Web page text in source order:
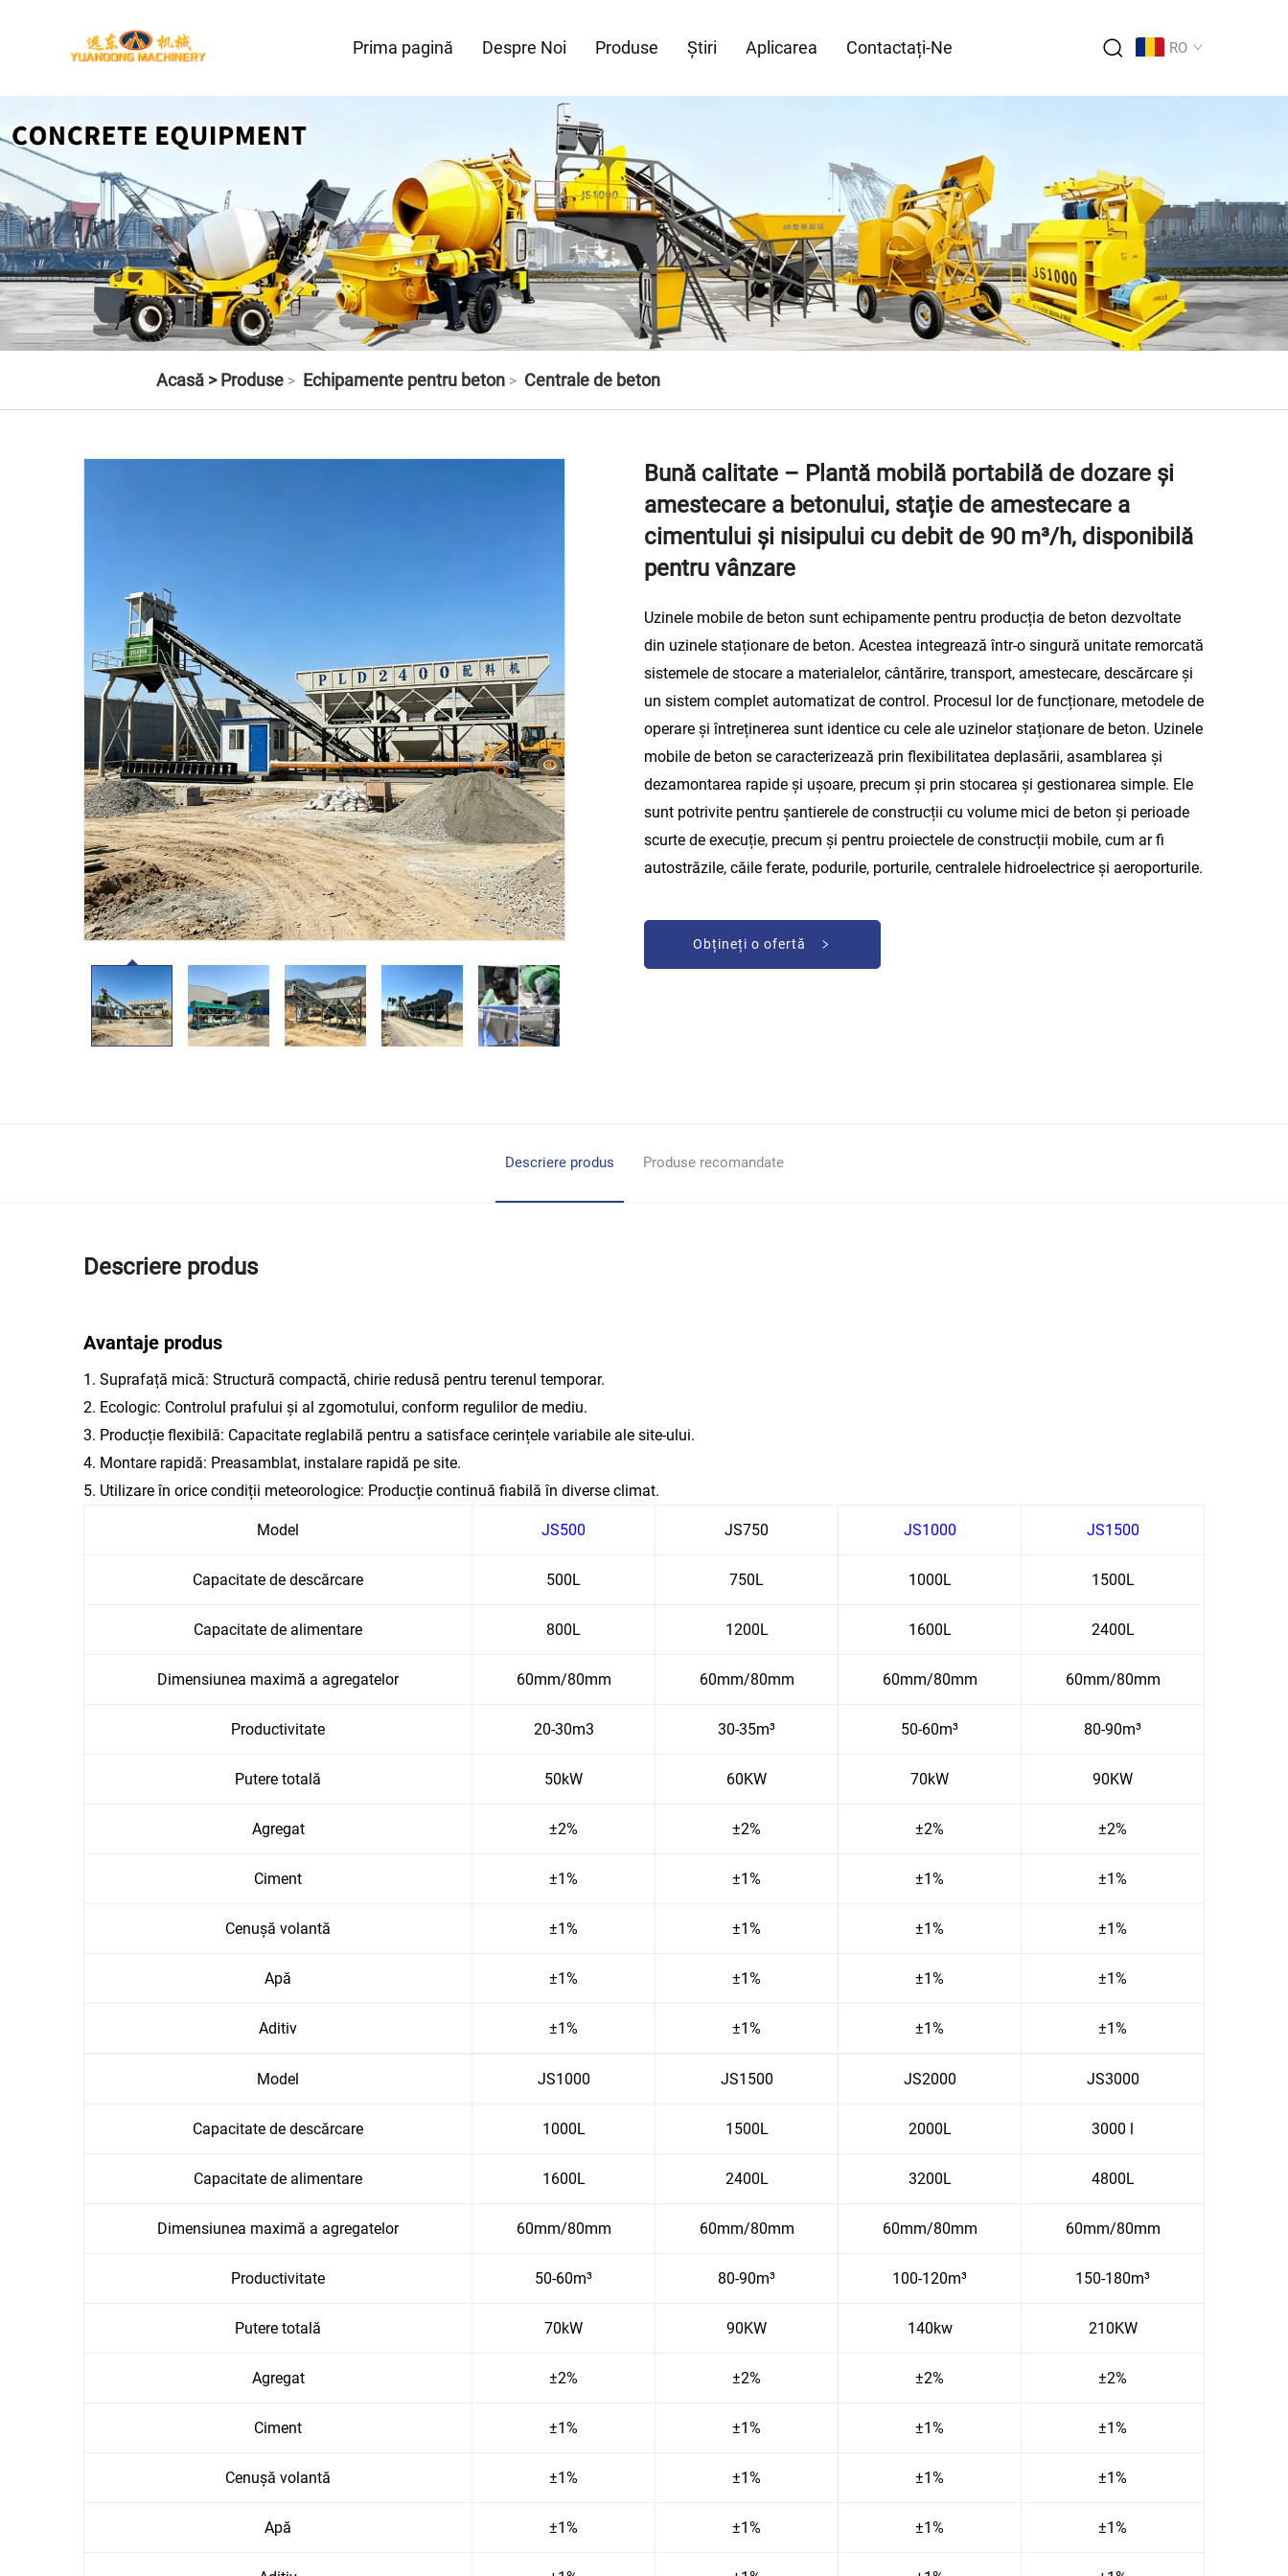
Prima pagină Despre Noi Produse Știri Aplicarea Contactați-Ne RO
Acasă > Produse> Echipamente pentru beton> Centrale de beton
Bună calitate – Plantă mobilă portabilă de dozare și
amestecare a betonului, stație de amestecare a
cimentului și nisipului cu debit de 90 m³/h, disponibilă
pentru vânzare
Uzinele mobile de beton sunt echipamente pentru producția de beton dezvoltate
din uzinele staționare de beton. Acestea integrează într-o singură unitate remorcată
sistemele de stocare a materialelor, cântărire, transport, amestecare, descărcare și
un sistem complet automatizat de control. Procesul lor de funcționare, metodele de
operare și întreținerea sunt identice cu cele ale uzinelor staționare de beton. Uzinele
mobile de beton se caracterizează prin flexibilitatea deplasării, asamblarea și
dezamontarea rapide și ușoare, precum și prin stocarea și gestionarea simple. Ele
sunt potrivite pentru șantierele de construcții cu volume mici de beton și perioade
scurte de execuție, precum și pentru proiectele de construcții mobile, cum ar fi
autostrăzile, căile ferate, podurile, porturile, centralele hidroelectrice și aeroporturile.
Obțineți o ofertă
Descriere produs Produse recomandate
Descriere produs
Avantaje produs
1. Suprafață mică: Structură compactă, chirie redusă pentru terenul temporar.
2. Ecologic: Controlul prafului și al zgomotului, conform regulilor de mediu.
3. Producție flexibilă: Capacitate reglabilă pentru a satisface cerințele variabile ale site-ului.
4. Montare rapidă: Preasamblat, instalare rapidă pe site.
5. Utilizare în orice condiții meteorologice: Producție continuă fiabilă în diverse climat.
Model JS500 JS750 JS1000 JS1500
Capacitate de descărcare 500L 750L 1000L 1500L
Capacitate de alimentare 800L 1200L 1600L 2400L
Dimensiunea maximă a agregatelor 60mm/80mm 60mm/80mm 60mm/80mm 60mm/80mm
Productivitate 20-30m3 30-35m³ 50-60m³ 80-90m³
Putere totală 50kW 60KW 70kW 90KW
Agregat ±2% ±2% ±2% ±2%
Ciment ±1% ±1% ±1% ±1%
Cenușă volantă ±1% ±1% ±1% ±1%
Apă ±1% ±1% ±1% ±1%
Aditiv ±1% ±1% ±1% ±1%
Model JS1000 JS1500 JS2000 JS3000
Capacitate de descărcare 1000L 1500L 2000L 3000 l
Capacitate de alimentare 1600L 2400L 3200L 4800L
Dimensiunea maximă a agregatelor 60mm/80mm 60mm/80mm 60mm/80mm 60mm/80mm
Productivitate 50-60m³ 80-90m³ 100-120m³ 150-180m³
Putere totală 70kW 90KW 140kw 210KW
Agregat ±2% ±2% ±2% ±2%
Ciment ±1% ±1% ±1% ±1%
Cenușă volantă ±1% ±1% ±1% ±1%
Apă ±1% ±1% ±1% ±1%